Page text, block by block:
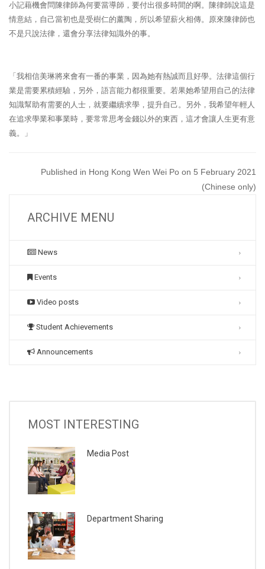
小記藉機會問陳律師為何要當導師，要付出很多時間的啊。陳律師說這是
情意結，自己當初也是受樹仁的薰陶，所以希望薪火相傳。原來陳律師也
不是只說法律，還會分享法律知識外的事。
「我相信美琳將來會有一番的事業，因為她有熱誠而且好學。法律這個行
業是需要累積經驗，另外，語言能力都很重要。若果她希望用自己的法律
知識幫助有需要的人士，就要繼續求學，提升自己。另外，我希望年輕人
在追求學業和事業時，要常常思考金錢以外的東西，這才會讓人生更有意
義。」
Published in Hong Kong Wen Wei Po on 5 February 2021
(Chinese only)
ARCHIVE MENU
News
Events
Video posts
Student Achievements
Announcements
MOST INTERESTING
Media Post
Department Sharing